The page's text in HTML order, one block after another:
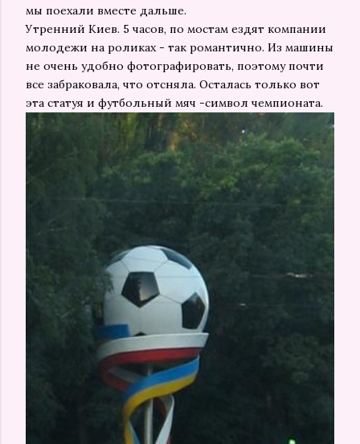
мы поехали вместе дальше.
Утренний Киев. 5 часов, по мостам ездят компании
молодежи на роликах - так романтично. Из машины
не очень удобно фотографировать, поэтому почти
все забраковала, что отсняла. Осталась только вот
эта статуя и футбольный мяч -символ чемпионата.